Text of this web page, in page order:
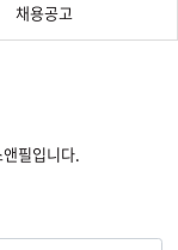
채용공고
필입니다.